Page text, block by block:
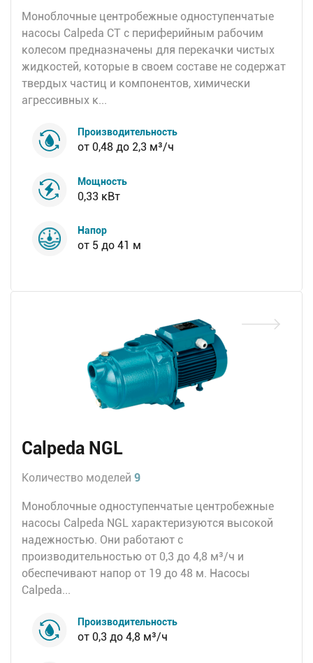
Моноблочные центробежные одноступенчатые
насосы Calpeda СТ с периферийным рабочим
колесом предназначены для перекачки чистых
жидкостей, которые в своем составе не содержат
твердых частиц и компонентов, химически
агрессивных к...
Производительность
от 0,48 до 2,3 м³/ч
Мощность
0,33 кВт
Напор
от 5 до 41 м
Calpeda NGL
Количество моделей 9
Моноблочные одноступенчатые центробежные
насосы Calpeda NGL характеризуются высокой
надежностью. Они работают с
производительностью от 0,3 до 4,8 м³/ч и
обеспечивают напор от 19 до 48 м. Насосы
Calpeda...
Производительность
от 0,3 до 4,8 м³/ч